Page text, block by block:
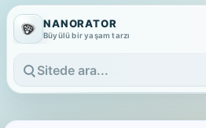
NANORATOR
Büyülü bir yaşam tarzı
Sitede ara